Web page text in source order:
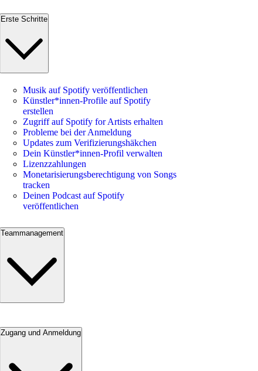
Erste Schritte
Musik auf Spotify veröffentlichen
Künstler*innen-Profile auf Spotify
erstellen
Zugriff auf Spotify for Artists erhalten
Probleme bei der Anmeldung
Updates zum Verifizierungshäkchen
Dein Künstler*innen-Profil verwalten
Lizenzzahlungen
Monetarisierungsberechtigung von Songs
tracken
Deinen Podcast auf Spotify
veröffentlichen
Teammanagement
Zugang und Anmeldung